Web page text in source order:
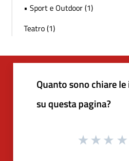
• Sport e Outdoor (1)
Teatro (1)
Quanto sono chiare
su questa pagina?